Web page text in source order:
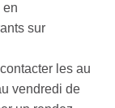
en
sur
les au
vendredi de